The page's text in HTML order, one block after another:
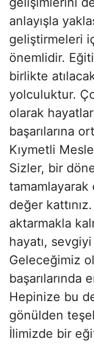
anlayışla
geliştirmeleri
önemlidir.
birlikte
yolculuktur.
olarak
başarılarına
Kıymetli
Sizler, bir
tamamlayarak
değer
aktarmakla
hayatı,
Geleceğimiz
başarılarında
Hepinize bu
gönülden
İlimizde bir